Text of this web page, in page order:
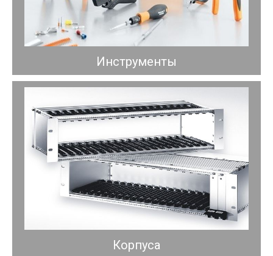
Инструменты
Корпуса